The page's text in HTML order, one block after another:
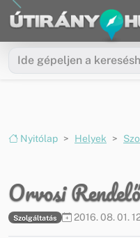
Ugrás a menüre
Ugrás a tartalomra
Nyitólap Helyek
Orvosi Rendelő
Szolgáltatás 2016. 08. 01.